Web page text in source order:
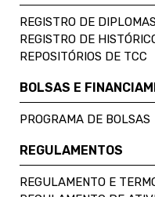
REGISTRO DE DIPLOMAS
REGISTRO DE
REPOSITÓRIOS DE TCC
BOLSAS E
PROGRAMA DE BOLSAS
REGULAMENTOS
REGULAMENTO E